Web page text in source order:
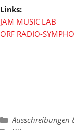
Links:
JAM MUSIC LAB
ORF RADIO-
Kategorien
Ausschreibungen